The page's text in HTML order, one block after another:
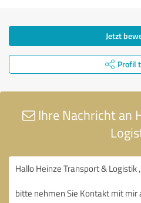
Jetzt
Profil
Ihre Nachricht an